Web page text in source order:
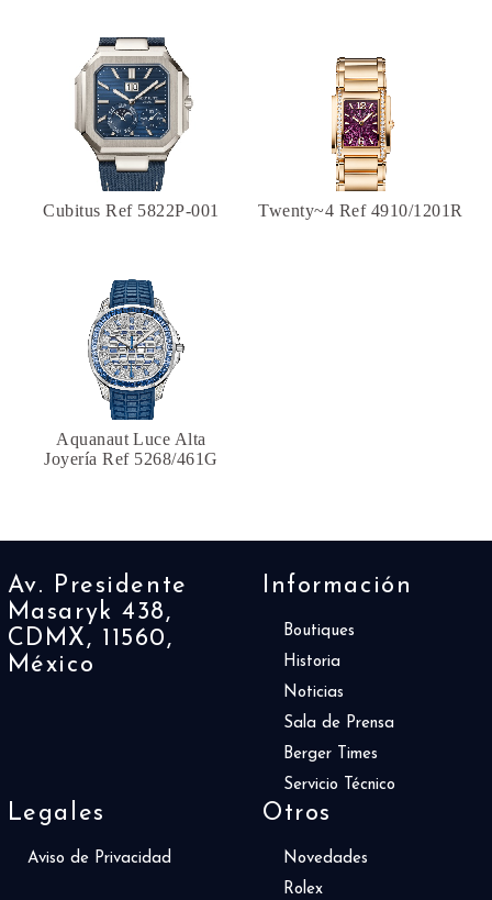
Cubitus Ref 5822P-001 Twenty~4 Ref 4910/1201R
Aquanaut Luce Alta
Joyería Ref 5268/461G
Av. Presidente
Masaryk 438,
CDMX, 11560,
México
Información
Boutiques
Historia
Noticias
Sala de Prensa
Berger Times
Servicio Técnico
Legales
Aviso de Privacidad
Otros
Novedades
Rolex